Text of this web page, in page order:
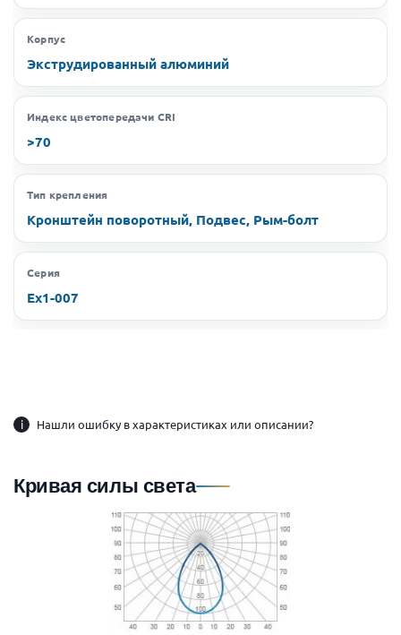
Корпус
Экструдированный алюминий
Индекс цветопередачи CRI
>70
Тип крепления
Кронштейн поворотный, Подвес, Рым-болт
Серия
Ex1-007
i Нашли ошибку в характеристиках или описании?
Кривая силы света